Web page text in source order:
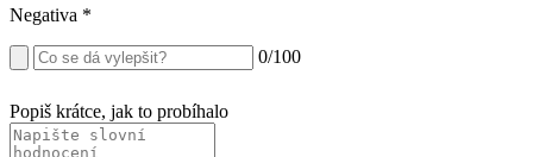
Negativa *
0/100
Popiš krátce, jak to probíhalo